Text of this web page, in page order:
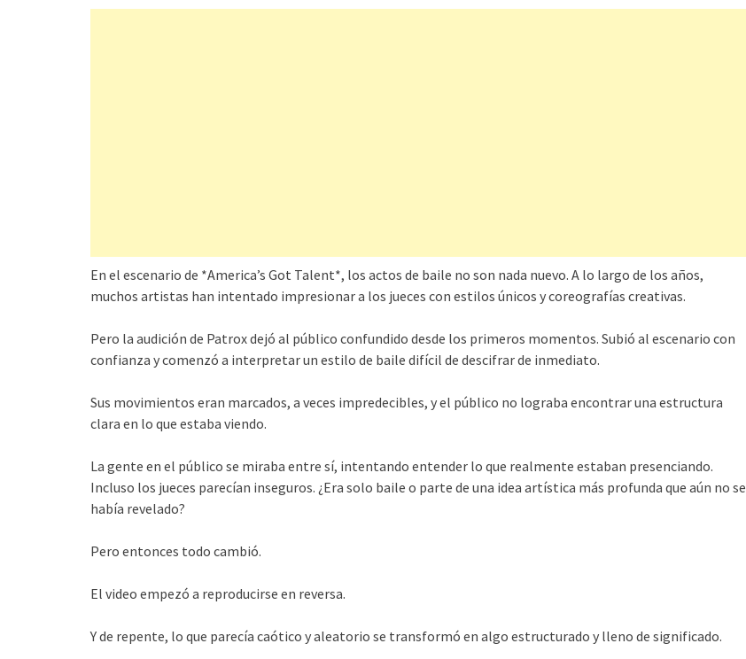
En el escenario de *America’s Got Talent*, los actos de baile no son nada nuevo. A lo largo de los años,
muchos artistas han intentado impresionar a los jueces con estilos únicos y coreografías creativas.
Pero la audición de Patrox dejó al público confundido desde los primeros momentos. Subió al escenario con
confianza y comenzó a interpretar un estilo de baile difícil de descifrar de inmediato.
Sus movimientos eran marcados, a veces impredecibles, y el público no lograba encontrar una estructura
clara en lo que estaba viendo.
La gente en el público se miraba entre sí, intentando entender lo que realmente estaban presenciando.
Incluso los jueces parecían inseguros. ¿Era solo baile o parte de una idea artística más profunda que aún no se
había revelado?
Pero entonces todo cambió.
El video empezó a reproducirse en reversa.
Y de repente, lo que parecía caótico y aleatorio se transformó en algo estructurado y lleno de significado.